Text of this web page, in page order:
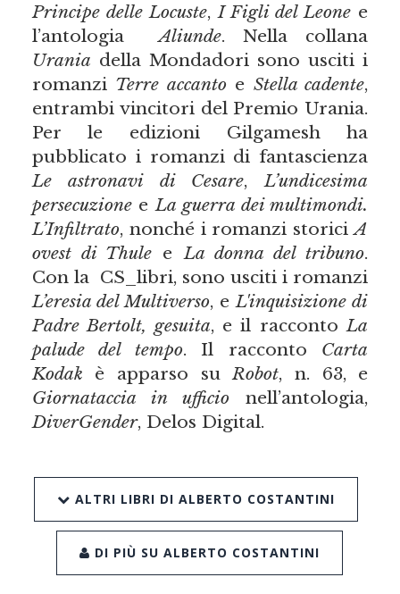
Principe delle Locuste,I Figli del Leone e
l’antologia
Aliunde. Nella collana
Urania della Mondadori sono usciti i
romanzi Terre accantoe Stella cadente,
entrambi vincitori del Premio Urania.
Per le edizioni Gilgamesh ha
pubblicato i romanzi di fantascienza
Le astronavi di Cesare,L’undicesima
persecuzioneeLa guerra dei multimondi.
L’Infiltrato, nonché i romanzi storiciA
ovest di Thule eLa donna del tribuno.
Con la CS_libri, sono usciti i romanzi
L’eresia del Multiverso, eL'inquisizione di
Padre Bertolt, gesuita, e il raccontoLa
palude del tempo. Il racconto Carta
Kodak è apparso suRobot, n. 63, e
Giornataccia in ufficio nell’antologia,
DiverGender, Delos Digital.
ALTRI LIBRI DI ALBERTO COSTANTINI
DI PIÙ SU ALBERTO COSTANTINI